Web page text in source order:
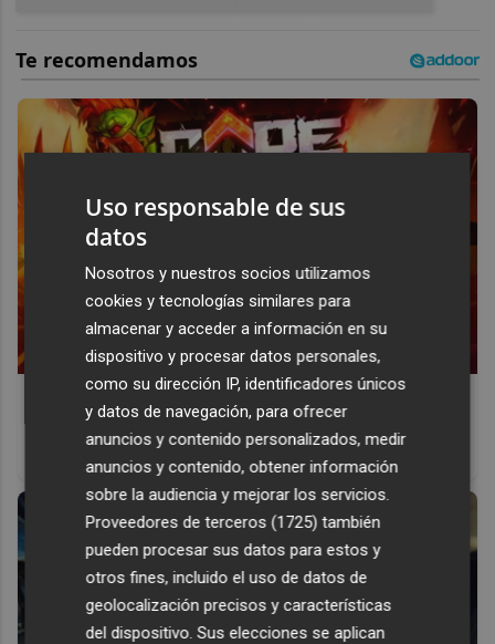
Corepunk MMORPG
Un verdadero MMORPG de la vieja escuela ¡Cómo los de
antes, pero mejor!
Uso responsable de sus
datos
Nosotros y nuestros socios utilizamos
cookies y tecnologías similares para
almacenar y acceder a información en su
dispositivo y procesar datos personales,
como su dirección IP, identificadores únicos
y datos de navegación, para ofrecer
anuncios y contenido personalizados, medir
anuncios y contenido, obtener información
sobre la audiencia y mejorar los servicios.
Proveedores de terceros (1725) también
pueden procesar sus datos para estos y
otros fines, incluido el uso de datos de
geolocalización precisos y características
del dispositivo. Sus elecciones se aplican